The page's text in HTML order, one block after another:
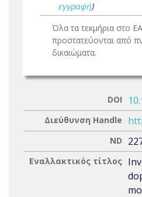
εγγραφή)
Όλα τα τεκμήρια στο
προστατεύονται από
δικαιώματα.
DOI
Διεύθυνση Handle
ND
Εναλλακτικός τίτλος